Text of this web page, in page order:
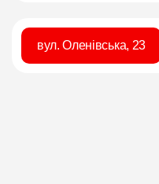
вул. Оленівська, 23